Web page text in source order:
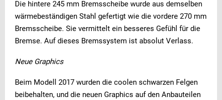
Die hintere 245 mm Bremsscheibe wurde aus demselben
wärmebeständigen Stahl gefertigt wie die vordere 270 mm
Bremsscheibe. Sie vermittelt ein besseres Gefühl für die
Bremse. Auf dieses Bremssystem ist absolut Verlass.
Neue Graphics
Beim Modell 2017 wurden die coolen schwarzen Felgen
beibehalten, und die neuen Graphics auf den Anbauteilen